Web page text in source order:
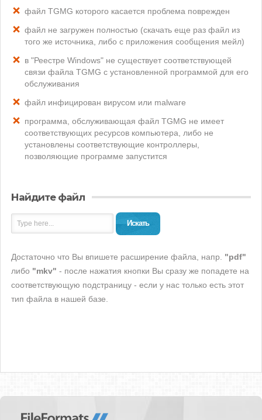
файл TGMG которого касается проблема поврежден
файл не загружен полностью (скачать еще раз файл из
того же источника, либо с приложения сообщения мейл)
в "Реестре Windows" не существует соответствующей
связи файла TGMG с установленной программой для его
обслуживания
файл инфицирован вирусом или malware
программа, обслуживающая файл TGMG не имеет
соответствующих ресурсов компьютера, либо не
установлены соответствующие контроллеры,
позволяющие программе запустится
Найдите файл
Искать
Достаточно что Вы впишете расширение файла, напр. "pdf"
либо "mkv" - после нажатия кнопки Вы сразу же попадете на
соответствующую подстраницу - если у нас только есть этот
тип файла в нашей базе.